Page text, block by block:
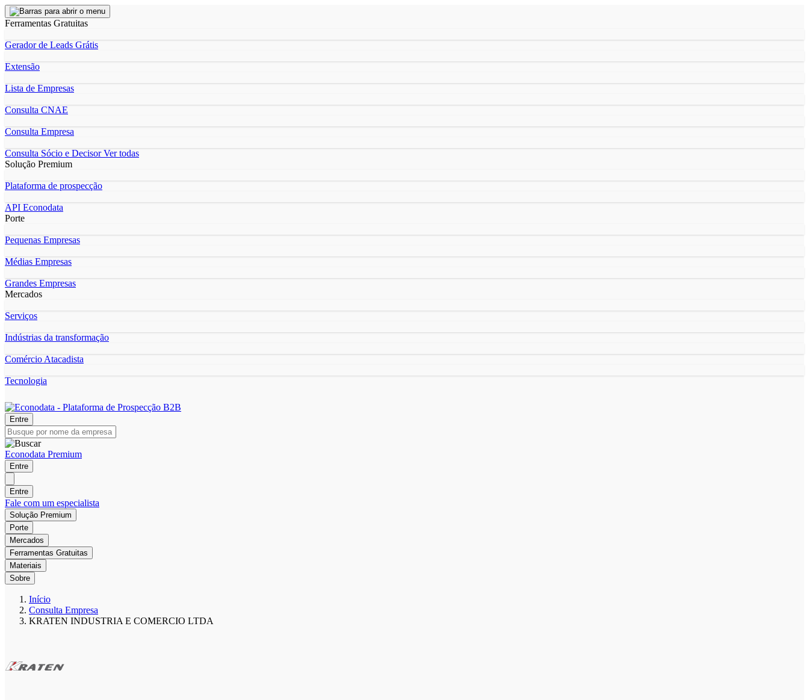
Ferramentas Gratuitas
Gerador de Leads Grátis
Extensão
Lista de Empresas
Consulta CNAE
Consulta Empresa
Consulta Sócio e DecisorVer todas
Solução Premium
Plataforma de prospecção
API Econodata
Porte
Pequenas Empresas
Médias Empresas
Grandes Empresas
Mercados
Serviços
Indústrias da transformação
Comércio Atacadista
Tecnologia
Entre
Econodata Premium
Entre
Entre
Fale com um especialista
Solução Premium
Porte
Mercados
Ferramentas Gratuitas
Materiais
Sobre
Início
Consulta Empresa
KRATEN INDUSTRIA E COMERCIO LTDA